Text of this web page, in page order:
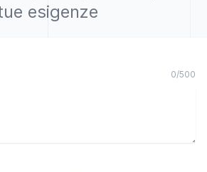
esigenze
0/500